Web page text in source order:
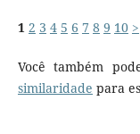
1 2 3 4 5 6 7 8 9 10 >
Você também
similaridade para